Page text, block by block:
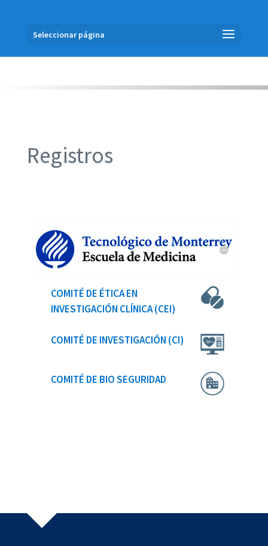
Seleccionar página
Registros
COMITÉ DE ÉTICA EN
INVESTIGACIÓN CLÍNICA (CEI)
COMITÉ DE INVESTIGACIÓN (CI)
COMITÉ DE BIO SEGURIDAD